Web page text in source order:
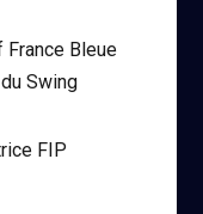
France Bleue
Swing
FIP